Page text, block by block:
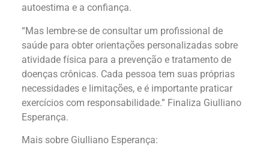
autoestima e a confiança.
“Mas lembre-se de consultar um profissional de
saúde para obter orientações personalizadas sobre
atividade física para a prevenção e tratamento de
doenças crônicas. Cada pessoa tem suas próprias
necessidades e limitações, e é importante praticar
exercícios com responsabilidade.” Finaliza Giulliano
Esperança.
Mais sobre Giulliano Esperança: